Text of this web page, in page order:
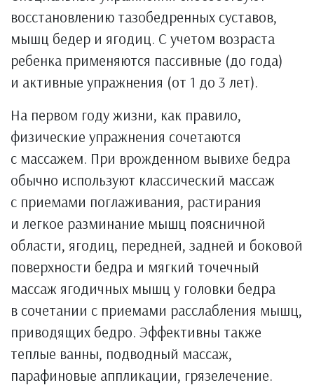
восстановлению тазобедренных суставов,
мышц бедер и ягодиц. С учетом возраста
ребенка применяются пассивные (до года)
и активные упражнения (от 1 до 3 лет).
На первом году жизни, как правило,
физические упражнения сочетаются
с массажем. При врожденном вывихе бедра
обычно используют классический массаж
с приемами поглаживания, растирания
и легкое разминание мышц поясничной
области, ягодиц, передней, задней и боковой
поверхности бедра и мягкий точечный
массаж ягодичных мышц у головки бедра
в сочетании с приемами расслабления мышц,
приводящих бедро. Эффективны также
теплые ванны, подводный массаж,
парафиновые аппликации, грязелечение.